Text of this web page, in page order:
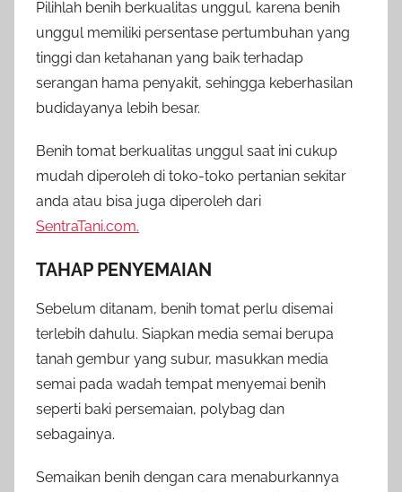
Pilihlah benih berkualitas unggul, karena benih
unggul memiliki persentase pertumbuhan yang
tinggi dan ketahanan yang baik terhadap
serangan hama penyakit, sehingga keberhasilan
budidayanya lebih besar.
Benih tomat berkualitas unggul saat ini cukup
mudah diperoleh di toko-toko pertanian sekitar
anda atau bisa juga diperoleh dari
SentraTani.com.
TAHAP PENYEMAIAN
Sebelum ditanam, benih tomat perlu disemai
terlebih dahulu. Siapkan media semai berupa
tanah gembur yang subur, masukkan media
semai pada wadah tempat menyemai benih
seperti baki persemaian, polybag dan
sebagainya.
Semaikan benih dengan cara menaburkannya